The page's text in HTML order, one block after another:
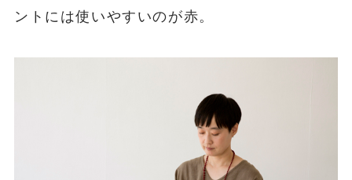
ントには使いやすいのが赤。